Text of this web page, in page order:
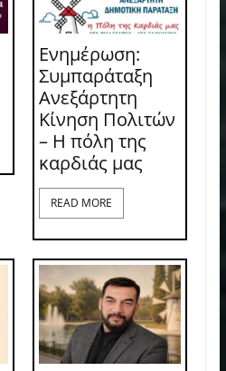
Ενημέρωση:
Συμπαράταξη
Ανεξάρτητη
Κίνηση Πολιτών
– Η πόλη της
καρδιάς μας
READ MORE